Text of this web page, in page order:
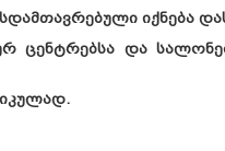
იქნება
ცენტრებსა და